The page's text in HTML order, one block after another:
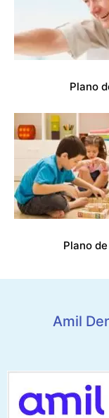
Plano
Plano
Amil